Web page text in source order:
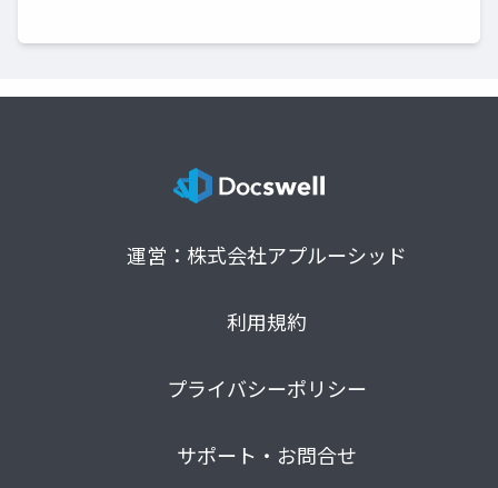
運営：株式会社アプルーシッド
利用規約
プライバシーポリシー
サポート・お問合せ